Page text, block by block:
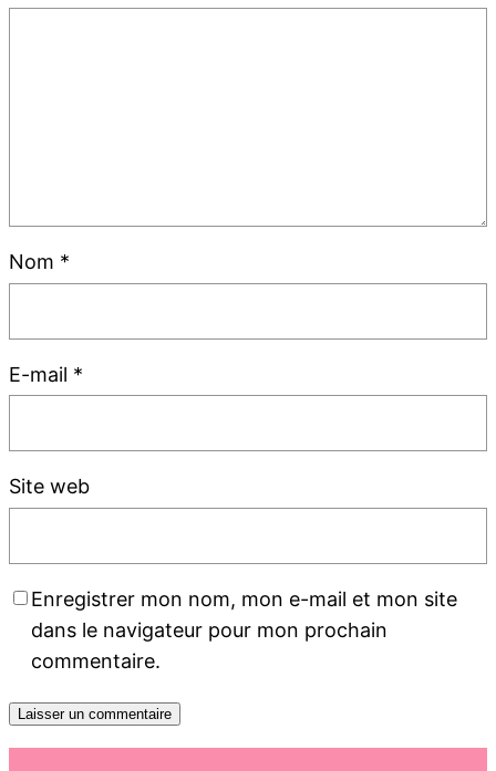
Nom *
E-mail *
Site web
Enregistrer mon nom, mon e-mail et mon site
dans le navigateur pour mon prochain
commentaire.